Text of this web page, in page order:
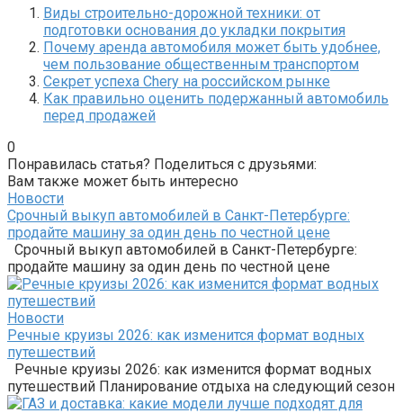
Виды строительно-дорожной техники: от
подготовки основания до укладки покрытия
Почему аренда автомобиля может быть удобнее,
чем пользование общественным транспортом
Секрет успеха Chery на российском рынке
Как правильно оценить подержанный автомобиль
перед продажей
0
Понравилась статья? Поделиться с друзьями:
Вам также может быть интересно
Новости
Срочный выкуп автомобилей в Санкт-Петербурге:
продайте машину за один день по честной цене
Срочный выкуп автомобилей в Санкт-Петербурге:
продайте машину за один день по честной цене
Новости
Речные круизы 2026: как изменится формат водных
путешествий
Речные круизы 2026: как изменится формат водных
путешествий Планирование отдыха на следующий сезон